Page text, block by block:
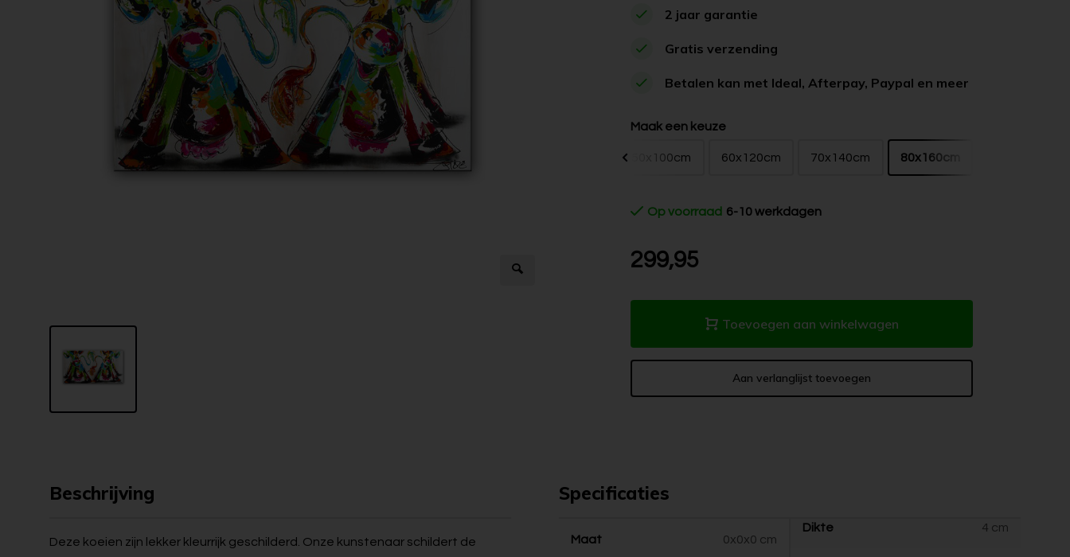
2 jaar garantie
Gratis verzending
Betalen kan met Ideal, Afterpay, Paypal en meer
Maak een keuze
50x100cm 60x120cm 70x140cm 80x160cm
Op voorraad 6-10 werkdagen
299,95
Toevoegen aan winkelwagen
Aan verlanglijst toevoegen
Beschrijving
Deze koeien zijn lekker kleurrijk geschilderd. Onze kunstenaar schildert de
Specificaties
Maat 0x0x0 cm
Dikte 4 cm